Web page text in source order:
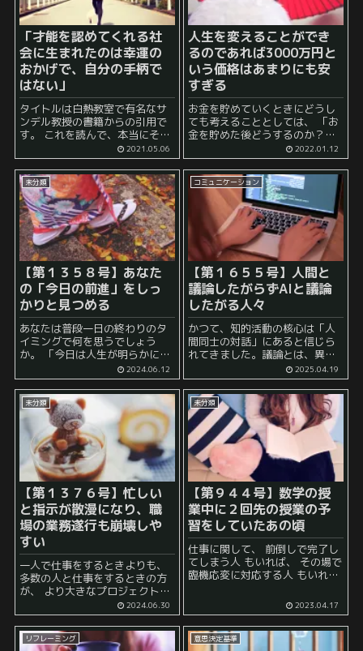
「才能を認めてくれる社
会に生まれたのは幸運の
おかげで、自分の手柄で
はない」
タイトルは白熱教室で有名なサ
ンデル教授の書籍からの引用で
す。 これを読んで、本当にそう
だな、と思います。 ここでいう
社会というのは色んな社会があ
りうると思います。学校であっ
たり、職場であったり、地域社
会であったりと。 格...
2021.05.06
人生を変えることができ
るのであれば3000万円と
いう価格はあまりにも安
すぎる
お金を貯めていくときにどうし
ても考えることとしては、 「お
金を貯めた後どうするのか？」
という素朴な疑問ですよね。 自
然とお金が貯まっていくような
恵まれた人はこのようなことを
いちいち考えないと思います
が、 一方で、...
2022.01.12
未分類
【第１３５８号】あなた
の「今日の前進」をしっ
かりと見つめる
あなたは普段一日の終わりのタ
イミングで何を思うでしょう
か。 「今日は人生が明らかに進
いるのでしょうか。 それとも、
「いつのまにか、２３時を回っ
ていた。朝から今まで私はさす
がに何かをし...
2024.06.12
コミュニケーション
【第１６５５号】人間と
議論したがらずAIと議論
したがる人々
かつて、知的活動の核心は「人
間同士の対話」にあると信じら
れてきました。議論とは、異な
る視点や経験を持つ人々が意見
を交わし、新たな理解を得るプ
ロセス。学会やビジネスの現
場、あるいは哲学的なサロンま
で、知的進化の舞台には常に「...
2025.04.19
未分類
【第１３７６号】忙しい
と指示が散漫になり、職
場の業務遂行も崩壊しや
すい
一人で仕事をするときよりも、
多数の人と仕事をするときの方
が、 より大きなプロジェクトを
完成することが可能になりま
す。 しかし、その一方で、 多数
の人と仕事をすることとなる
と、 コミュニケーション が上...
2024.06.30
未分類
【第９４４号】数学の授
業中に２回先の授業の予
習をしていたあの頃
仕事に関して、 前倒しで完了し
てしまう人 もいれば、 その場で
臨機応変に対応する人 もいれ
連して、夏休みの宿題に関する
姿勢も人によって...
2023.04.17
リフレーミング 意思決定基準